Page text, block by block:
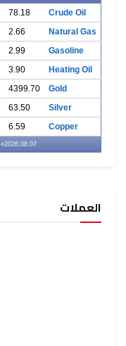
Crude Oil
78.18
Natural Gas
2.66
Gasoline
2.99
Heating Oil
3.90
Gold
4399.70
Silver
63.50
Copper
6.59
2026.08.07
» Add to your site
العملات